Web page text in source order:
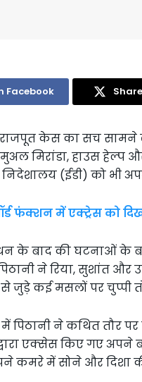
Facebook
केस का सच सामने
सैमुअल मिरांडा, हाउस
(ईडी) को भी
फंक्शन में एक्ट्रेस को
बाद की घटनाओं के बारे
ने रिया, सुशांत
जुड़े कई मसलों पर चुप्पी
ने कथित तौर पर
एक्सेस किए गए अपने
कमरे में सोने और दिशा